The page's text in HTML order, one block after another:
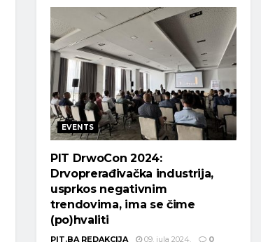
EVENTS
PIT DrwoCon 2024:
Drvoprerađivačka industrija,
usprkos negativnim
trendovima, ima se čime
(po)hvaliti
PIT.BA REDAKCIJA 09. jula 2024. 0